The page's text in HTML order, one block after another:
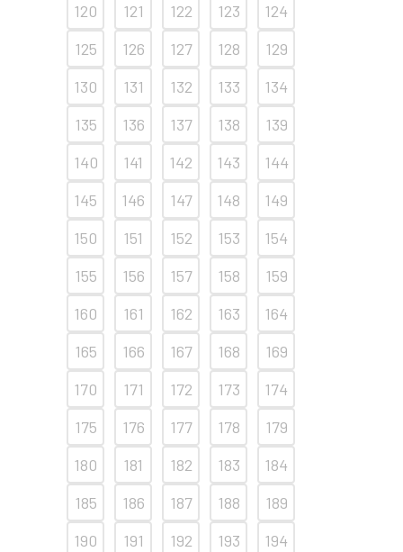
120
121 122 123
124
125
126 127 128
129
130
131 132 133
134
135
136 137 138
139
140
141 142 143
144
145
146 147 148
149
150
151 152 153
154
155
156 157 158
159
160
161 162 163
164
165
166 167 168
169
170
171 172 173
174
175
176 177 178
179
180
181 182 183
184
185
186 187 188
189
190
191 192 193
194